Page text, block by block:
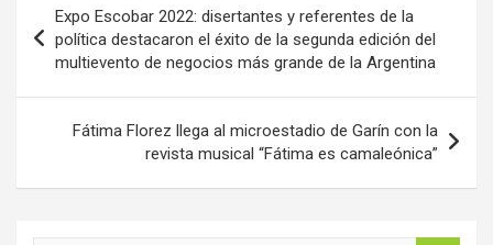
de
entradas
Expo Escobar 2022: disertantes y referentes de la
política destacaron el éxito de la segunda edición del
multievento de negocios más grande de la Argentina
Fátima Florez llega al microestadio de Garín con la
revista musical “Fátima es camaleónica”